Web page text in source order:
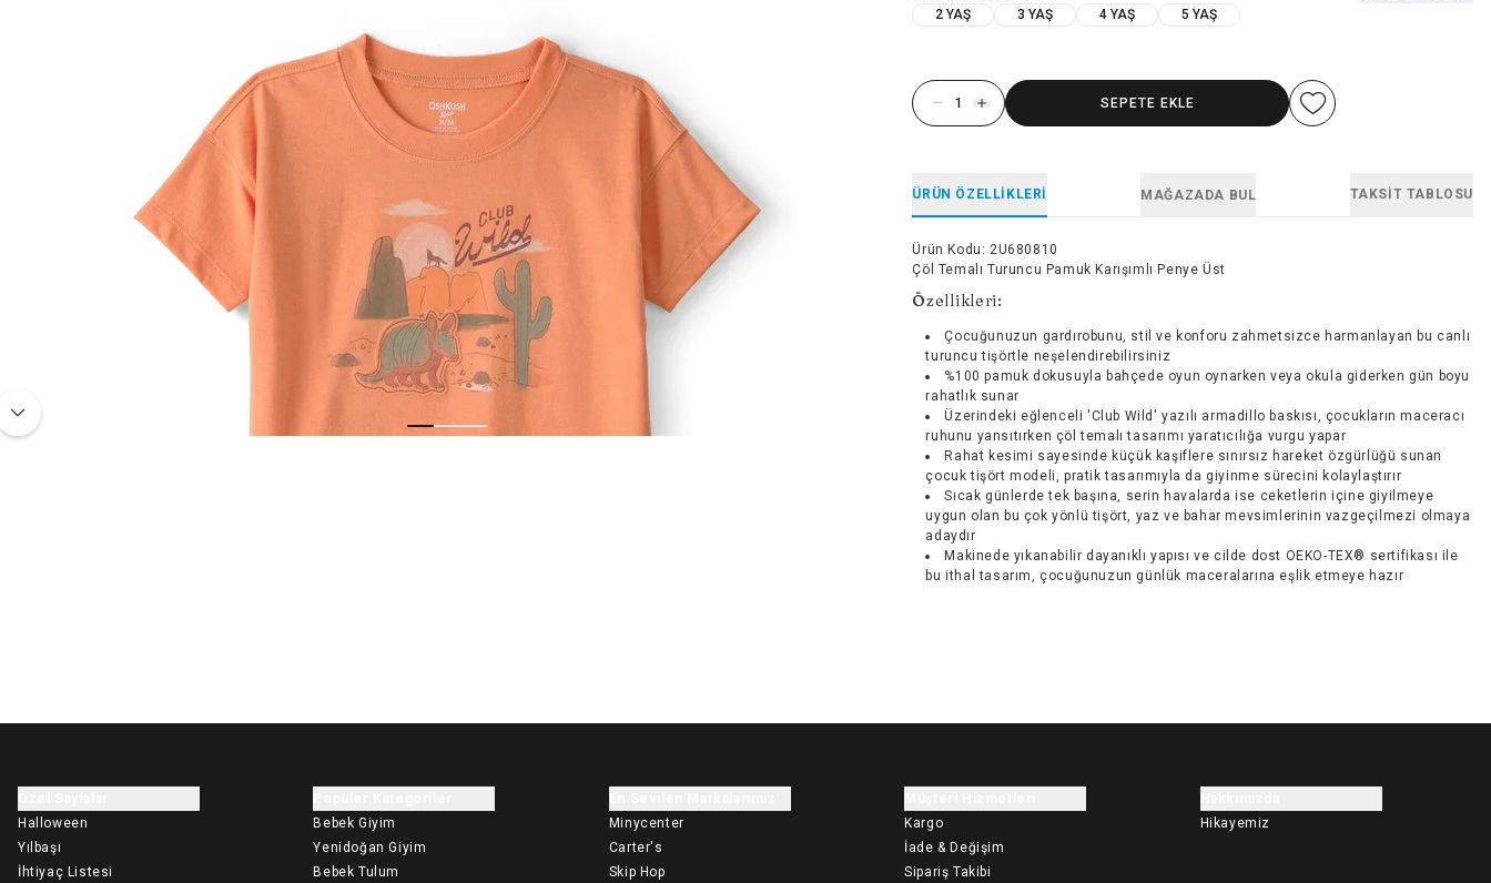
2 YAŞ
3 YAŞ 4 YAŞ 5 YAŞ
SEPETE EKLE
ÜRÜN ÖZELLIKLERI MAĞAZADA BUL TAKSIT TABLOSU
Ürün Kodu : 2U680810
Çöl Temalı Turuncu Pamuk Karışımlı Penye Üst
Özellikleri:
Çocuğunuzun gardırobunu, stil ve konforu zahmetsizce harmanlayan bu canlı
turuncu tişörtle neşelendirebilirsiniz
%100 pamuk dokusuyla bahçede oyun oynarken veya okula giderken gün boyu
rahatlık sunar
Üzerindeki eğlenceli 'Club Wild' yazılı armadillo baskısı, çocukların maceracı
ruhunu yansıtırken çöl temalı tasarımı yaratıcılığa vurgu yapar
Rahat kesimi sayesinde küçük kaşiflere sınırsız hareket özgürlüğü sunan
çocuk tişört modeli, pratik tasarımıyla da giyinme sürecini kolaylaştırır
Sıcak günlerde tek başına, serin havalarda ise ceketlerin içine giyilmeye
uygun olan bu çok yönlü tişört, yaz ve bahar mevsimlerinin vazgeçilmezi olmaya
adaydır
Makinede yıkanabilir dayanıklı yapısı ve cilde dost OEKO-TEX® sertifikası ile
bu ithal tasarım, çocuğunuzun günlük maceralarına eşlik etmeye hazır
Halloween
Yılbaşı
İhtiyaç Listesi
Bebek Giyim
Yenidoğan Giyim
Bebek Tulum
Minycenter
Carter's
Skip Hop
Kargo
İade & Değişim
Sipariş Takibi
Hikayemiz